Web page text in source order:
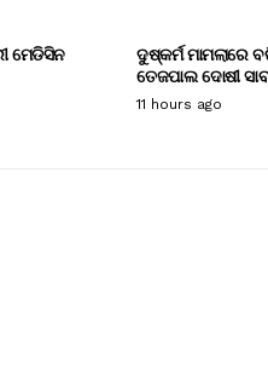
ମେଡିସିନ
ଦୁଷ୍କର୍ମ ମାମଲାରେ
ତେଜପାଲ ଦୋଷୀ
11 hours ago